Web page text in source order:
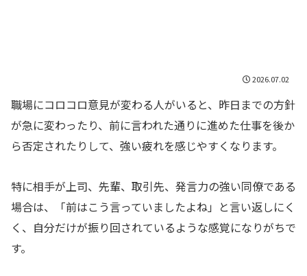
2026.07.02
職場にコロコロ意見が変わる人がいると、昨日までの方針
が急に変わったり、前に言われた通りに進めた仕事を後か
ら否定されたりして、強い疲れを感じやすくなります。
特に相手が上司、先輩、取引先、発言力の強い同僚である
場合は、「前はこう言っていましたよね」と言い返しにく
く、自分だけが振り回されているような感覚になりがちで
す。